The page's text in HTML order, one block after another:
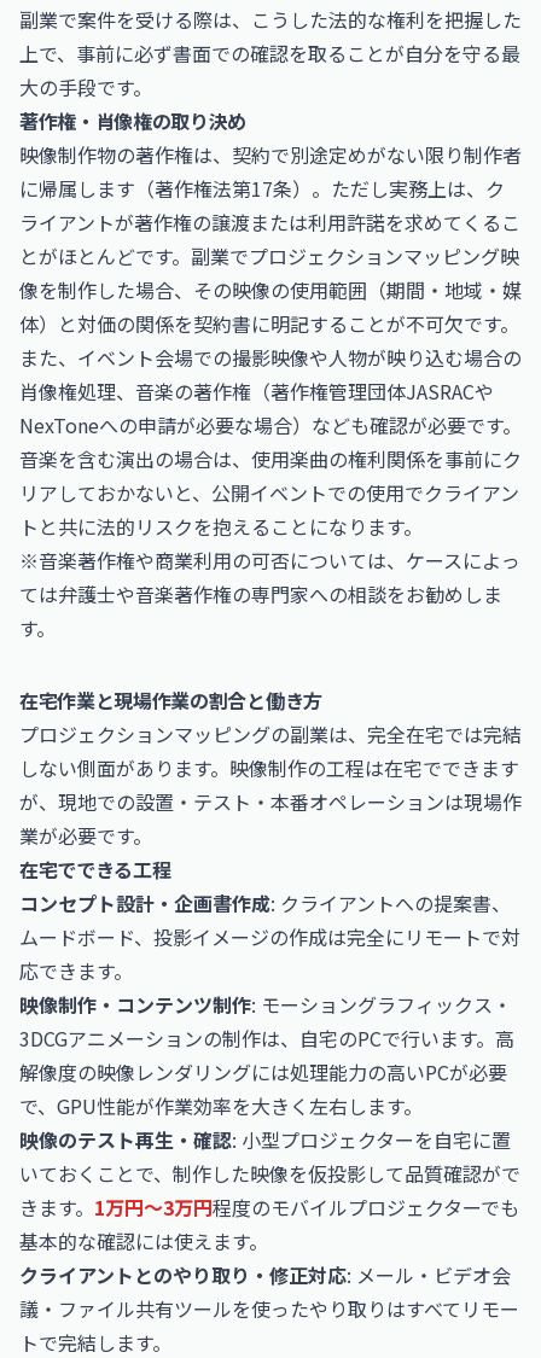
副業で案件を受ける際は、こうした法的な権利を把握した
上で、事前に必ず書面での確認を取ることが自分を守る最
大の手段です。
著作権・肖像権の取り決め
映像制作物の著作権は、契約で別途定めがない限り制作者
に帰属します（著作権法第17条）。ただし実務上は、ク
ライアントが著作権の譲渡または利用許諾を求めてくるこ
とがほとんどです。副業でプロジェクションマッピング映
像を制作した場合、その映像の使用範囲（期間・地域・媒
体）と対価の関係を契約書に明記することが不可欠です。
また、イベント会場での撮影映像や人物が映り込む場合の
肖像権処理、音楽の著作権（著作権管理団体JASRACや
NexToneへの申請が必要な場合）なども確認が必要です。
音楽を含む演出の場合は、使用楽曲の権利関係を事前にク
リアしておかないと、公開イベントでの使用でクライアン
トと共に法的リスクを抱えることになります。
※音楽著作権や商業利用の可否については、ケースによっ
ては弁護士や音楽著作権の専門家への相談をお勧めしま
す。
在宅作業と現場作業の割合と働き方
プロジェクションマッピングの副業は、完全在宅では完結
しない側面があります。映像制作の工程は在宅でできます
が、現地での設置・テスト・本番オペレーションは現場作
業が必要です。
在宅でできる工程
コンセプト設計・企画書作成: クライアントへの提案書、
ムードボード、投影イメージの作成は完全にリモートで対
応できます。
映像制作・コンテンツ制作: モーショングラフィックス・
3DCGアニメーションの制作は、自宅のPCで行います。高
解像度の映像レンダリングには処理能力の高いPCが必要
で、GPU性能が作業効率を大きく左右します。
映像のテスト再生・確認: 小型プロジェクターを自宅に置
いておくことで、制作した映像を仮投影して品質確認がで
きます。 1万円〜3万円程度のモバイルプロジェクターでも
基本的な確認には使えます。
クライアントとのやり取り・修正対応: メール・ビデオ会
議・ファイル共有ツールを使ったやり取りはすべてリモー
トで完結します。